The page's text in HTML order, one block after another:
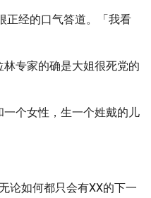
正经的口气答道。「我看
专家的确是大姐很死党的
一个女性，生一个姓戴的儿
论如何都只会有XX的下一